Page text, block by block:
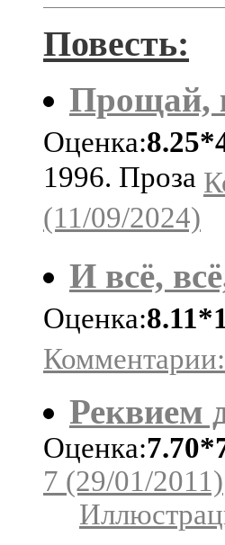
Повесть:
Прощай,
Оценка:
1996. Проза
(11/09/2024)
И всё,
Оценка:
Реквием
Оценка:
7 (29/01/2011)